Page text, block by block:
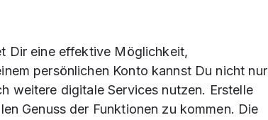
Dir eine effektive Möglichkeit,
persönlichen Konto kannst Du nicht nur
weitere digitale Services nutzen. Erstelle
Genuss der Funktionen zu kommen. Die